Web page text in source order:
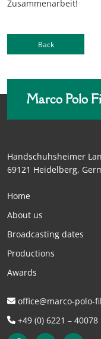
Zusammenarbeit!
Back
Marco Polo
Handschuhsheimer
69121 Heidelberg,
Home
About us
Broadcasting dates
Productions
Awards
office@marco-polo-
+49 (0) 6221 – 40078